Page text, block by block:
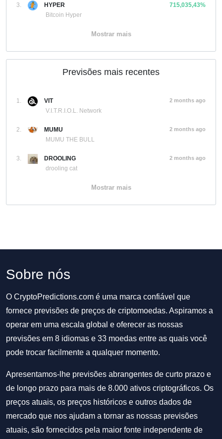
3.
HYPER
Bitcoin Hyper
715,035,43%
Mostrar mais
Previsões mais recentes
1.
VIT
V.I.T.R.I.O.L. Network
2 months ago
2.
MUMU
MUMU THE BULL
2 months ago
3.
DROOLING
drooling cat
2 months ago
Mostrar mais
Sobre nós
O CryptoPredictions.com é uma marca confiável que
fornece previsões de preços de criptomoedas. Aspiramos a
operar em uma escala global e oferecer as nossas
previsões em 8 idiomas e 33 moedas entre as quais você
pode trocar facilmente a qualquer momento.
Apresentamos-lhe previsões abrangentes de curto prazo e
de longo prazo para mais de 8.000 ativos criptográficos. Os
preços atuais, os preços históricos e outros dados de
mercado que nos ajudam a tornar as nossas previsões
atuais, são fornecidos pela maior fonte independente de